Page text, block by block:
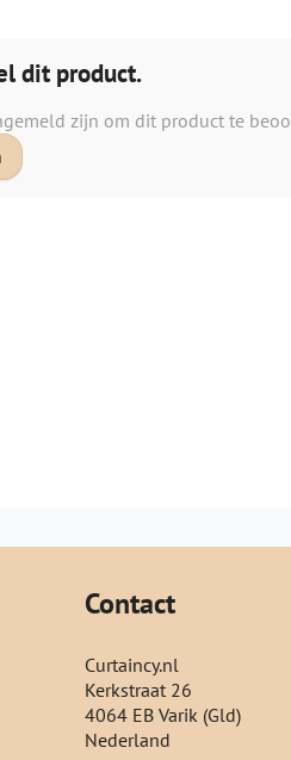
dit product.
zijn om dit product te
Contact
Curtaincy.nl
Kerkstraat 26
4064 EB Varik (Gld)
Nederland